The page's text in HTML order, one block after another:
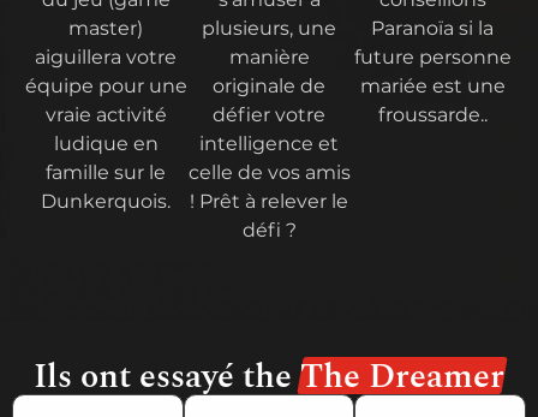
master)
aiguillera votre
équipe pour une
vraie activité
ludique en
famille sur le
Dunkerquois.
plusieurs, une
manière
originale de
défier votre
intelligence et
celle de vos amis
! Prêt à relever le
défi ?
Paranoïa si la
future personne
mariée est une
froussarde..
Ils ont essayé theThe Dreamer